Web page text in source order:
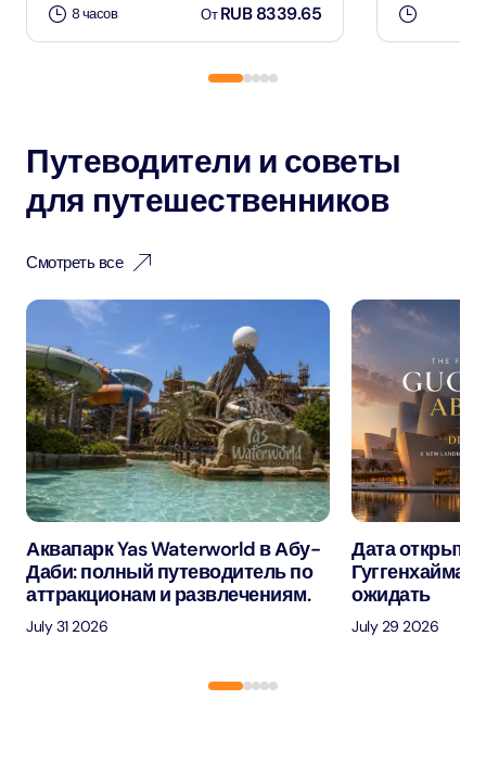
8 часов ОтRUB 8339.65
Путеводители и советы
для путешественников
Смотреть все
Аквапарк Yas Waterworld в Абу-
Даби: полный путеводитель по
аттракционам и развлечениям.
July 31 2026
Дата
Гуггенхайма
ожидать
July 29 2026